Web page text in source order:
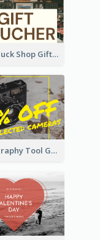
Clear Tuck Shop Gift Card
Photography Tool Gift Card